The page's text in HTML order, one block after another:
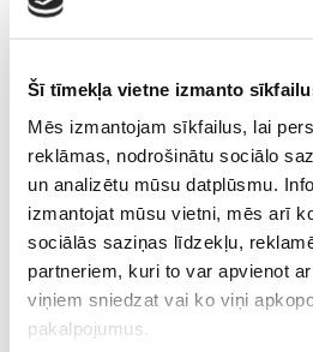
Šī tīmekļa vietne izmanto
Mēs izmantojam sīkfailus, lai
reklāmas, nodrošinātu sociālo
un analizētu mūsu datplūsmu.
izmantojat mūsu vietni, mēs arī
sociālās saziņas līdzekļu,
partneriem, kuri to var apvienot
viņiem sniedzat vai ko viņi
pakalpojumus.
Valītis Vincents"
kinoteātros no 31. Jūlija -
Mazais valītis ar lielu sirdi
Mazulis
20. Jul 09:33 01.